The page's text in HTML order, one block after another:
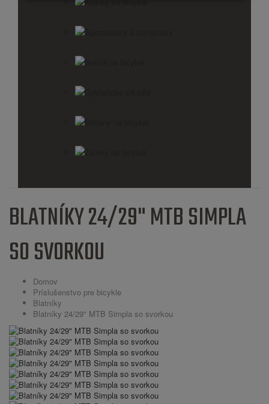
BLATNÍKY 24/29" MTB SIMPLA
SO SVORKOU
Domov
Príslušenstvo pre bicykle
Blatníky
Blatníky 24/29" MTB Simpla so svorkou